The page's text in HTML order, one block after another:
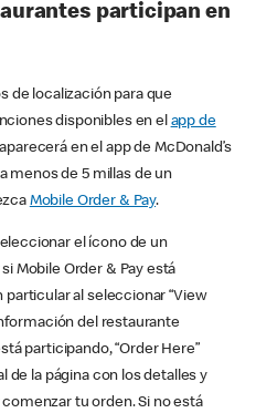
participan en
de localización para que
disponibles en el app de
en el app de McDonald’s
menos de 5 millas de un
Mobile Order & Pay.
el ícono de un
Mobile Order & Pay está
al seleccionar “View
del restaurante
participando, “Order Here”
de la página con los detalles y
tu orden. Si no está